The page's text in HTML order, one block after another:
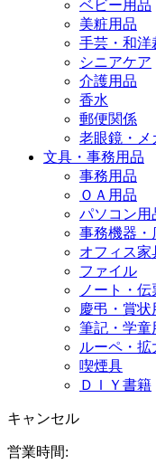
ベビー用品
美粧用品
手芸・和洋
シニアケア
介護用品
香水
郵便関係
老眼鏡・メ
文具・事務用品
事務用品
ＯＡ用品
パソコン用
事務機器・
オフィス家
ファイル
ノート・
慶弔・賞状
筆記・学童
ルーペ・拡
喫煙具
ＤＩＹ書籍
キャンセル
営業時間: